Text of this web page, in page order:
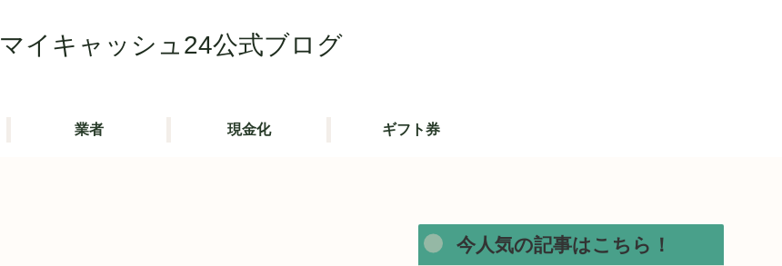
マイキャッシュ24公式ブログ
業者 現金化 ギフト券
今人気の記事はこちら！